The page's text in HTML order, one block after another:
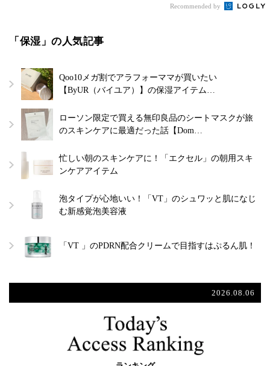
Recommended by
「保湿」の人気記事
Qoo10メガ割でアラフォーママが買いたい
【ByUR（バイユア）】の保湿アイテム…
ローソン限定で買える無印良品のシートマスクが旅
のスキンケアに最適だった話【Dom…
忙しい朝のスキンケアに！「エクセル」の朝用スキ
ンケアアイテム
泡タイプが心地いい！「VT」のシュワッと肌になじ
む新感覚泡美容液
「VT 」のPDRN配合クリームで目指すはぷるん肌！
2026.08.06